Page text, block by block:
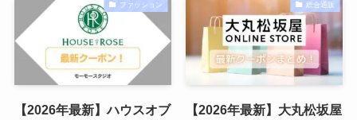
ファッション
【2026年最新】ハウスオブ
総合通販
【2026年最新】大丸松坂屋